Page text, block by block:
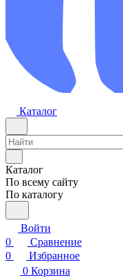
Каталог
Каталог
По всему сайту
По каталогу
Войти
0
Сравнение
0
Избранное
0 Корзина